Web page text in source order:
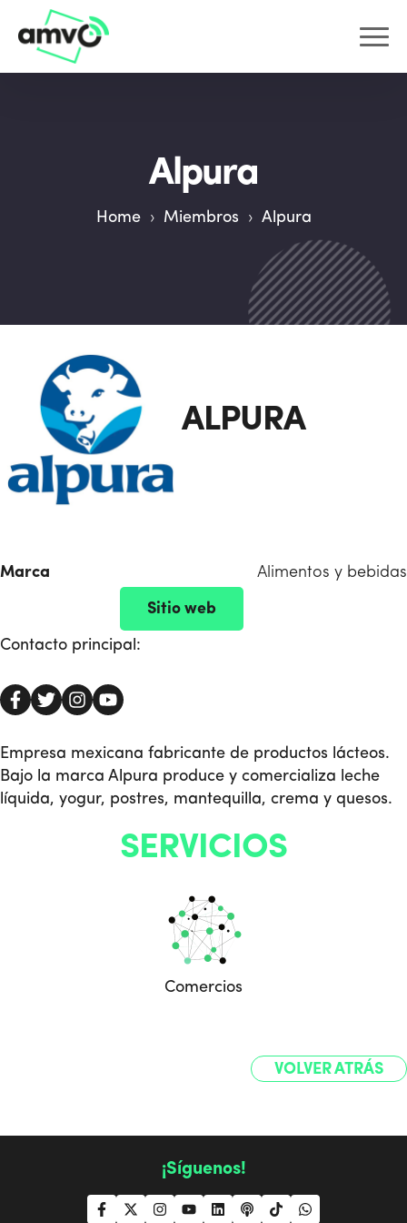
Alpura
Home › Miembros › Alpura
ALPURA
Marca Alimentos y bebidas
Sitio web
Contacto principal:
Empresa mexicana fabricante de productos lácteos.
Bajo la marca Alpura produce y comercializa leche
líquida, yogur, postres, mantequilla, crema y quesos.​​​
SERVICIOS
Comercios
VOLVER ATRÁS
¡Síguenos!